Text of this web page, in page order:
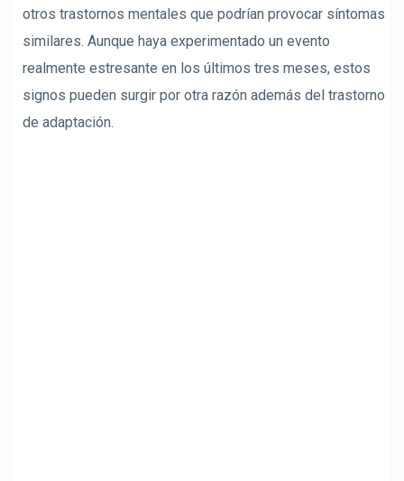
otros trastornos mentales que podrían provocar síntomas
similares. Aunque haya experimentado un evento
realmente estresante en los últimos tres meses, estos
signos pueden surgir por otra razón además del trastorno
de adaptación.